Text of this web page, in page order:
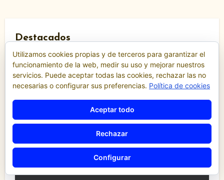
Destacados
Comunicados y notas de prensa
Comunidad Valenciana
«El taxi de Alicante muestra su
desánimo tras una reunión
“infructuosa” con la Conselleria por el
Utilizamos cookies propias y de terceros para garantizar el
funcionamiento de la web, medir su uso y mejorar nuestros
servicios. Puede aceptar todas las cookies, rechazar las no
necesarias o configurar sus preferencias. Política de cookies
Aceptar todo
Rechazar
Configurar